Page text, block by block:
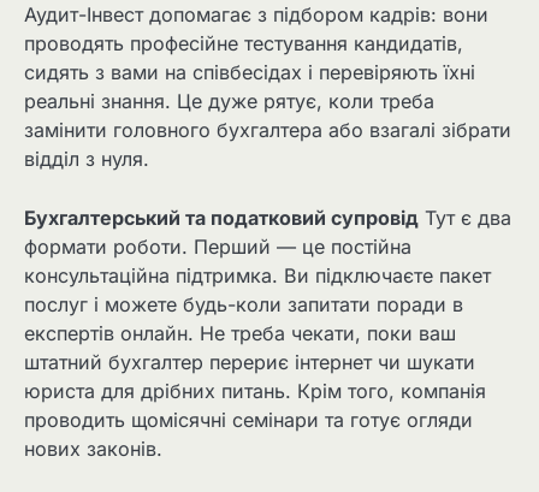
Аудит-Інвест допомагає з підбором кадрів: вони
проводять професійне тестування кандидатів,
сидять з вами на співбесідах і перевіряють їхні
реальні знання. Це дуже рятує, коли треба
замінити головного бухгалтера або взагалі зібрати
відділ з нуля.
Бухгалтерський та податковий супровід Тут є два
формати роботи. Перший — це постійна
консультаційна підтримка. Ви підключаєте пакет
послуг і можете будь-коли запитати поради в
експертів онлайн. Не треба чекати, поки ваш
штатний бухгалтер перериє інтернет чи шукати
юриста для дрібних питань. Крім того, компанія
проводить щомісячні семінари та готує огляди
нових законів.